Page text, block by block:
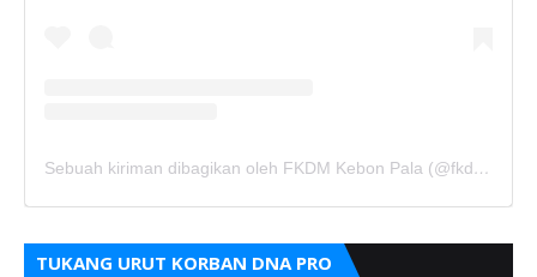
Sebuah kiriman dibagikan oleh FKDM Kebon Pala (@fkdm_kebonpala)
TUKANG URUT KORBAN DNA PRO